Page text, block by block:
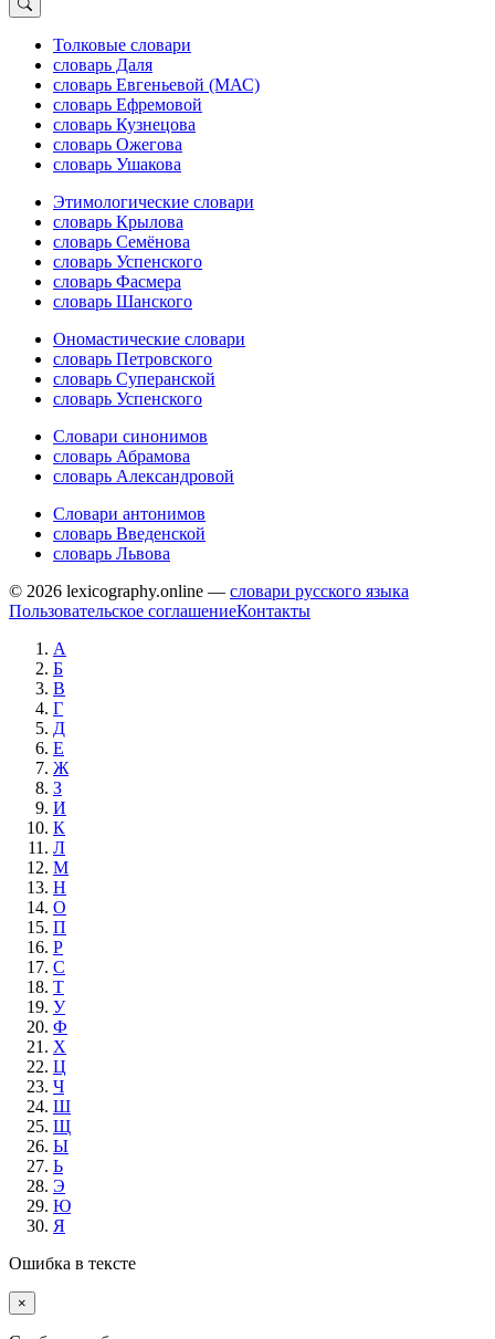
Толковые словари
словарь Даля
словарь Евгеньевой (МАС)
словарь Ефремовой
словарь Кузнецова
словарь Ожегова
словарь Ушакова
Этимологические словари
словарь Крылова
словарь Семёнова
словарь Успенского
словарь Фасмера
словарь Шанского
Ономастические словари
словарь Петровского
словарь Суперанской
словарь Успенского
Словари синонимов
словарь Абрамова
словарь Александровой
Словари антонимов
словарь Введенской
словарь Львова
© 2026 lexicography.online — словари русского языка
Пользовательское соглашениеКонтакты
А
Б
В
Г
Д
Е
Ж
З
И
К
Л
М
Н
О
П
Р
С
Т
У
Ф
Х
Ц
Ч
Ш
Щ
Ы
Ь
Э
Ю
Я
Ошибка в тексте
×